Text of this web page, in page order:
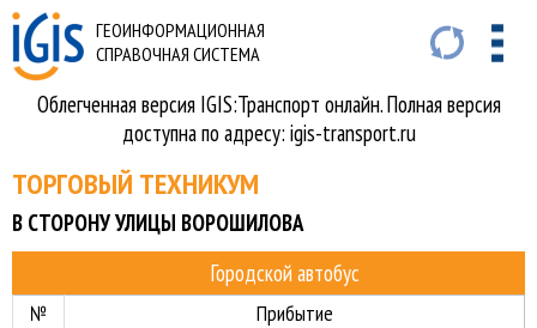
ГЕОИНФОРМАЦИОННАЯ
СПРАВОЧНАЯ СИСТЕМА
Облегченная версия IGIS:Транспорт онлайн. Полная версия
доступна по адресу: igis-transport.ru
ТОРГОВЫЙ ТЕХНИКУМ
В СТОРОНУ УЛИЦЫ ВОРОШИЛОВА
Городской автобус
№
Прибытие